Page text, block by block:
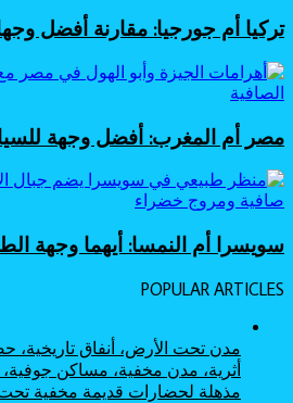
تركيا أم جورجيا: مقارنة أفضل
مصر أم المغرب: أفضل وجهة
سويسرا أم النمسا: أيهما وجهة
POPULAR ARTICLES
مدن تحت الأرض، أنفاق تاريخية،
أثرية، مدن مخفية، مساكن جوفية،
مذهلة لحضارات قديمة مخفية